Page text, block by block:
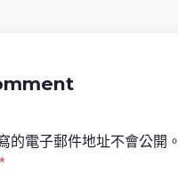
的電子郵件地址不會公開。
*